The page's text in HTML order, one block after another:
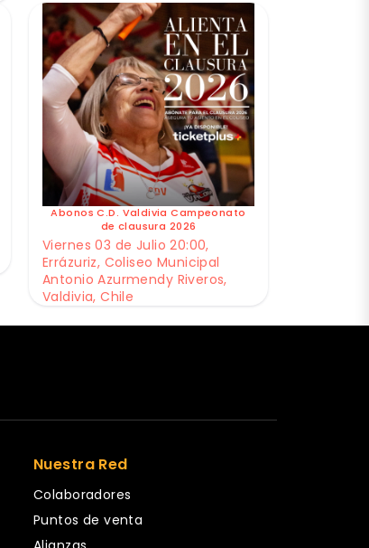
Abonos C.D. Valdivia Campeonato
de clausura 2026
Viernes 03 de Julio 20:00,
Errázuriz, Coliseo Municipal
Antonio Azurmendy Riveros,
Valdivia, Chile
Nuestra Red
Colaboradores
Puntos de venta